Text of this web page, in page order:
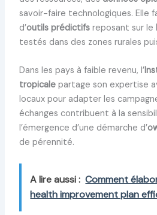
savoir-faire technologiques. Elle
d’outils prédictifsreposant sur le
testés dans des zones rurales
Dans les pays à faible revenu, l’
tropicalepartage son expertise
locaux pour adapter les
échanges contribuent à la
l’émergence d’une démarche d’
de pérennité.
A lire aussi : Comment
health improvement plan